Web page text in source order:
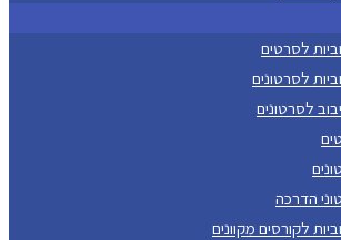
לסרטים
לסרטונים
לסרטונים
הדרכה
לקורסים מקוונים